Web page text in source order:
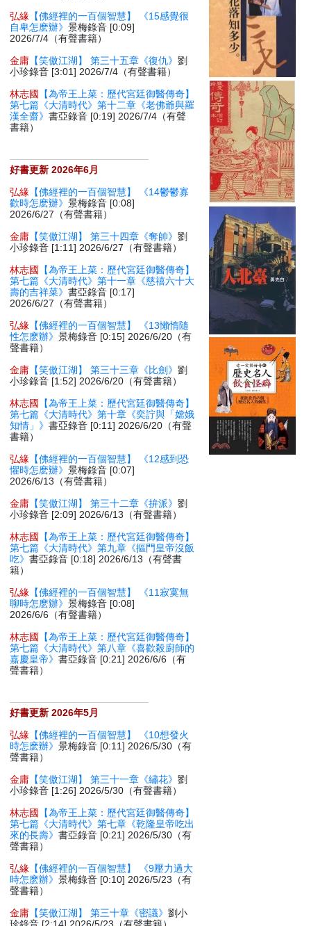
弘緣 【佛經裡的一百個智慧】 《15感覺很
自卑怎麽辦》景梅錄音 [0:09]
2026/7/4（有聲書籍）
金庸 【笑傲江湖】 第三十五章《復仇》劉
小珍錄音 [3:01] 2026/7/4（有聲書籍）
林志國
【為帝王上菜：歷代宮廷御醫傳奇】
第七篇《大清時代》第十二章《老佛爺與羅
漢全齋》書亞錄音 [0:19] 2026/7/4（有聲
書籍）
好書更新 2026年6月
弘緣 【佛經裡的一百個智慧】 《14鬱鬱寡
歡時怎麽辦》景梅錄音 [0:08]
2026/6/27（有聲書籍）
金庸 【笑傲江湖】 第三十四章《奪帥》劉
小珍錄音 [1:11] 2026/6/27（有聲書籍）
林志國
【為帝王上菜：歷代宮廷御醫傳奇】
第七篇《大清時代》第十一章《慈禧六十大
壽的吉祥菜》書亞錄音 [0:17]
2026/6/27（有聲書籍）
弘緣 【佛經裡的一百個智慧】 《13懶惰隨
性怎麽辦》景梅錄音 [0:15] 2026/6/20（有
聲書籍）
金庸 【笑傲江湖】 第三十三章《比劍》劉
小珍錄音 [1:52] 2026/6/20（有聲書籍）
林志國
【為帝王上菜：歷代宮廷御醫傳奇】
第七篇《大清時代》第十章《奕詝與「嫦娥
知情」》書亞錄音 [0:11] 2026/6/20（有聲
書籍）
弘緣 【佛經裡的一百個智慧】 《12感到恐
懼時怎麽辦》景梅錄音 [0:07]
2026/6/13（有聲書籍）
金庸 【笑傲江湖】 第三十二章《拚派》劉
小珍錄音 [2:09] 2026/6/13（有聲書籍）
林志國
【為帝王上菜：歷代宮廷御醫傳奇】
第七篇《大清時代》第九章《摳門皇帝沒飯
吃》書亞錄音 [0:18] 2026/6/13（有聲書
籍）
弘緣 【佛經裡的一百個智慧】 《11寂寞無
聊時怎麽辦》景梅錄音 [0:08]
2026/6/6（有聲書籍）
林志國
【為帝王上菜：歷代宮廷御醫傳奇】
第七篇《大清時代》第八章《喜歡殺廚師的
嘉慶皇帝》書亞錄音 [0:21] 2026/6/6（有
聲書籍）
好書更新 2026年5月
弘緣 【佛經裡的一百個智慧】 《10想發火
時怎麽辦》景梅錄音 [0:11] 2026/5/30（有
聲書籍）
金庸 【笑傲江湖】 第三十一章《繡花》劉
小珍錄音 [1:26] 2026/5/30（有聲書籍）
林志國
【為帝王上菜：歷代宮廷御醫傳奇】
第七篇《大清時代》第七章《乾隆皇帝吃出
來的長壽》書亞錄音 [0:21] 2026/5/30（有
聲書籍）
弘緣 【佛經裡的一百個智慧】 《9壓力過大
時怎麽辦》景梅錄音 [0:10] 2026/5/23（有
聲書籍）
金庸 【笑傲江湖】 第三十章《密議》劉小